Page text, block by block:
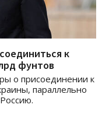
к
фунтов
о присоединении к
параллельно